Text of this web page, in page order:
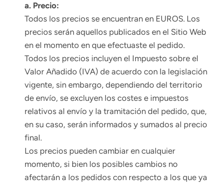
a. Precio:
Todos los precios se encuentran en EUROS. Los
precios serán aquellos publicados en el Sitio Web
en el momento en que efectuaste el pedido.
Todos los precios incluyen el Impuesto sobre el
Valor Añadido (IVA) de acuerdo con la legislación
vigente, sin embargo, dependiendo del territorio
de envío, se excluyen los costes e impuestos
relativos al envío y la tramitación del pedido, que,
en su caso, serán informados y sumados al precio
final.
Los precios pueden cambiar en cualquier
momento, si bien los posibles cambios no
afectarán a los pedidos con respecto a los que ya